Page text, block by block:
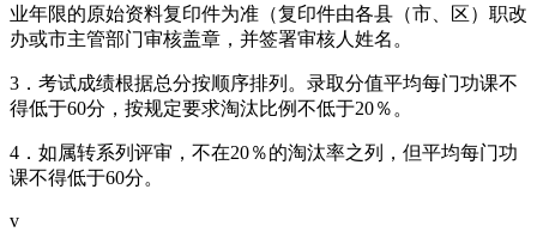
业年限的原始资料复印件为准（复印件由各县（市、区）职改
办或市主管部门审核盖章，并签署审核人姓名。
3．考试成绩根据总分按顺序排列。录取分值平均每门功课不
得低于60分，按规定要求淘汰比例不低于20％。
4．如属转系列评审，不在20％的淘汰率之列，但平均每门功
课不得低于60分。
v